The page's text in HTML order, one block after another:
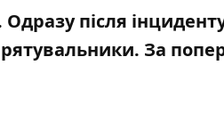
після
рятувальники. За